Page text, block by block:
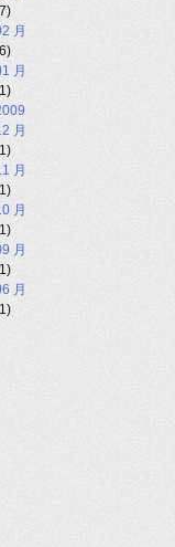
月
月
月
月
月
月
月